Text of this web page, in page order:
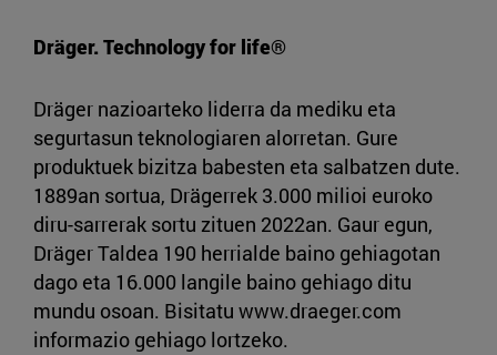
Dräger. Technology for life®
Dräger nazioarteko liderra da mediku eta
segurtasun teknologiaren alorretan. Gure
produktuek bizitza babesten eta salbatzen dute.
1889an sortua, Drägerrek 3.000 milioi euroko
diru-sarrerak sortu zituen 2022an. Gaur egun,
Dräger Taldea 190 herrialde baino gehiagotan
dago eta 16.000 langile baino gehiago ditu
mundu osoan. Bisitatu www.draeger.com
informazio gehiago lortzeko.